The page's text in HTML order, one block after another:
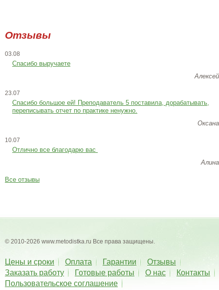
Отзывы
03.08
Спасибо выручаете
Алексей
23.07
Cпасибо большое ей! Преподаватель 5 поставила, дорабатывать,
переписывать отчет по практике ненужно.
Оксана
10.07
Отлично все благодарю вас
Алина
Все отзывы
© 2010-2026 www.metodistka.ru Все права защищены.
Цены и сроки Оплата Гарантии
Отзывы
Заказать работу
Готовые работы О нас
Контакты
Пользовательское соглашение